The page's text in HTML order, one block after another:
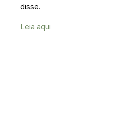
disse.
Leia aqui